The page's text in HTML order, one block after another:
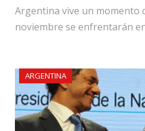
Argentina vive un momento
noviembre se enfrentarán
ARGENTINA